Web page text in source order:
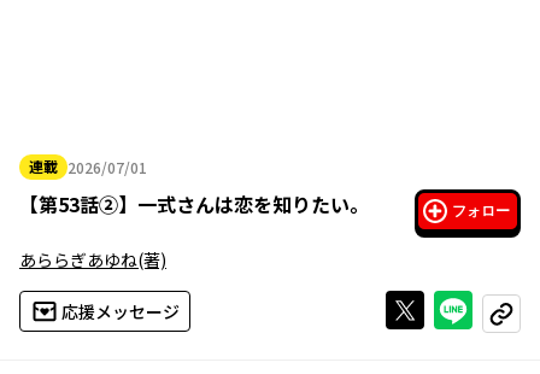
連載 2026/07/01
2026年07月01日
【第53話➁】 一式さんは恋を知りたい。 フォロー
あららぎあゆね(著)
応援メッセージ Xで投稿する
ライン
コピー